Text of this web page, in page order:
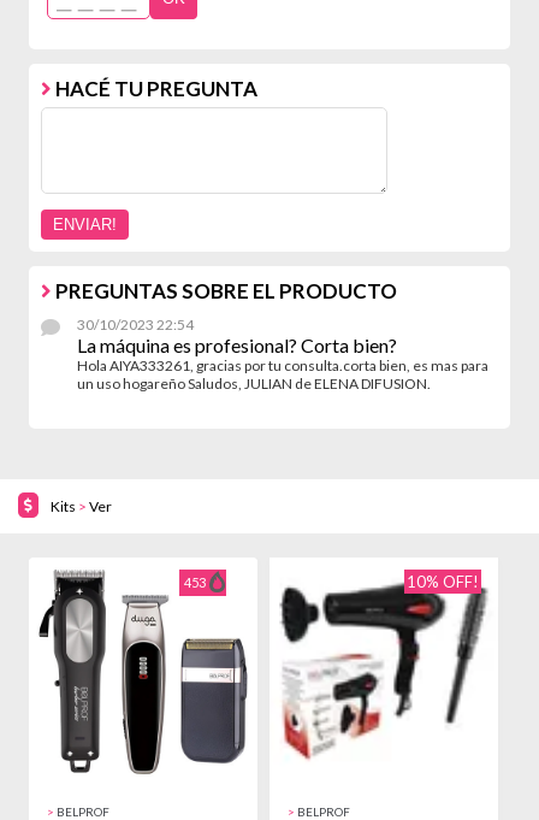
HACÉ TU PREGUNTA
PREGUNTAS SOBRE EL PRODUCTO
30/10/2023 22:54
La máquina es profesional? Corta bien?
Hola AIYA333261, gracias por tu consulta.corta bien, es mas para
un uso hogareño Saludos, JULIAN de ELENA DIFUSION.
Kits > Ver
453
> BELPROF
10% OFF!
> BELPROF